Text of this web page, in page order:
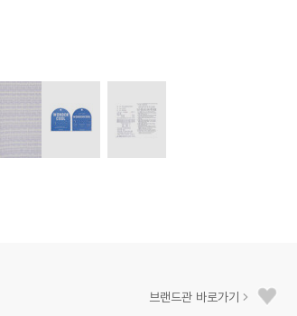
브랜드관 바로가기